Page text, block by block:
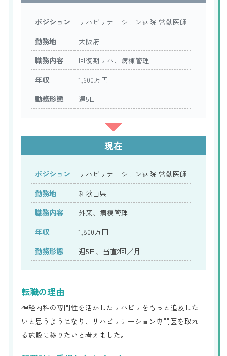
ポジション リハビリテーション病院 常勤医師
勤務地 大阪府
職務内容 回復期リハ、病棟管理
年収 1,600万円
勤務形態 週5日
現在
ポジション リハビリテーション病院 常勤医師
勤務地 和歌山県
職務内容 外来、病棟管理
年収 1,800万円
勤務形態 週5日、当直2回／月
転職の理由
神経内科の専門性を活かしたリハビリをもっと追及した
いと思うようになり、リハビリテーション専門医を取れ
る施設に移りたいと考えました。